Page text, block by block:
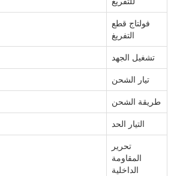
فولتاج قطع
التفريغ
تشغيل الجهد
تيار الشحن
طريقة الشحن
التيار الحد
تحرير
المقاومة
الداخلية